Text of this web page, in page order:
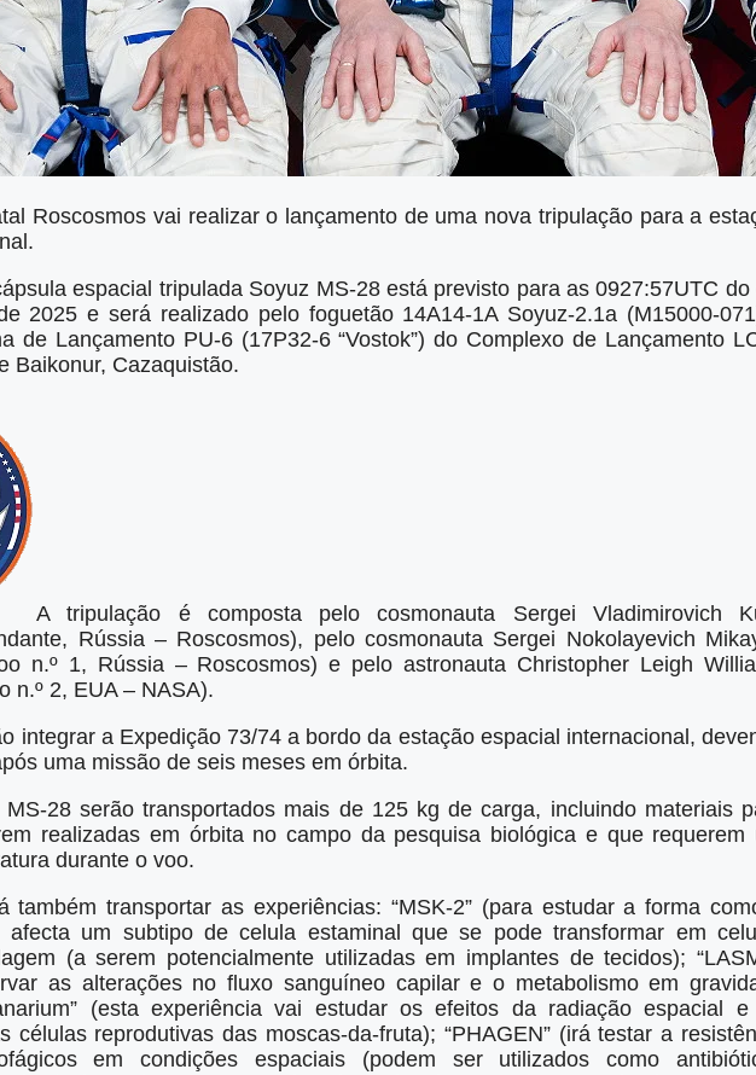
Roscosmos vai realizar o lançamento de uma nova tripulação para a
espacial tripulada Soyuz MS-28 está previsto para as 0927:57UTC do
2025 e será realizado pelo foguetão 14A14-1A Soyuz-2.1a (М15000-
de Lançamento PU-6 (17P32-6 “Vostok”) do Complexo de Lançamento
Baikonur, Cazaquistão.
A tripulação é composta pelo cosmonauta Sergei Vladimirovich
Rússia – Roscosmos), pelo cosmonauta Sergei Nokolayevich
n.º 1, Rússia – Roscosmos) e pelo astronauta Christopher Leigh
n.º 2, EUA – NASA).
integrar a Expedição 73/74 a bordo da estação espacial internacional,
uma missão de seis meses em órbita.
28 serão transportados mais de 125 kg de carga, incluindo materiais
realizadas em órbita no campo da pesquisa biológica e que requerem
durante o voo.
também transportar as experiências: “MSK-2” (para estudar a forma
afecta um subtipo de celula estaminal que se pode transformar em
(a serem potencialmente utilizadas em implantes de tecidos);
as alterações no fluxo sanguíneo capilar e o metabolismo em
(esta experiência vai estudar os efeitos da radiação espacial e
células reprodutivas das moscas-da-fruta); “PHAGEN” (irá testar a
em condições espaciais (podem ser utilizados como